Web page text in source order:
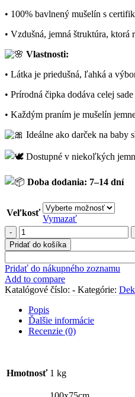
• 100% bavlnený mušelín s
• Vzdušná, jemná štruktúra,
Vlastnosti:
• Látka je priedušná, ľahká a
• Prírodná čipka dodáva celej
• Každým praním je mušelín
Ideálne ako darček na baby
Dostupné v niekoľkých
Doba dodania: 7–14 dní
Veľkosť
Vymazať
množstvo
Mušelínová
deka
s
vankúšikom
zdobená
čipkou
"ecru"
Pridať do košíka
Pridať do nákupného zoznamu
Add to compare
Katalógové číslo: - Kategórie:
Popis
Ďalšie informácie
Recenzie (0)
Hmotnosť 1 kg